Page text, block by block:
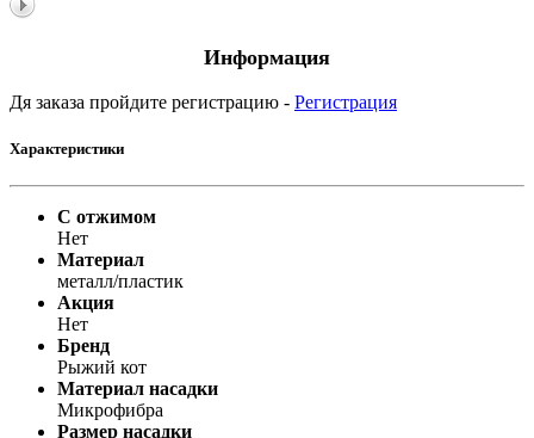
Информация
Дя заказа пройдите регистрацию - Регистрация
Характеристики
С отжимом
Нет
Материал
металл/пластик
Акция
Нет
Бренд
Рыжий кот
Материал насадки
Микрофибра
Размер насадки